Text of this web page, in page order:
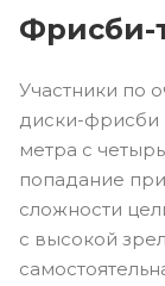
Фрисби-
Участники по
диски-фрисби
метра с
попадание
сложности
с высокой